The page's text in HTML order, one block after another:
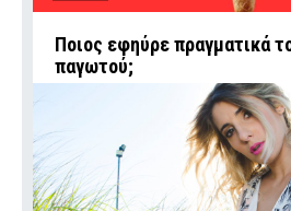
Ποιος εφηύρε πραγματικά
παγωτού;